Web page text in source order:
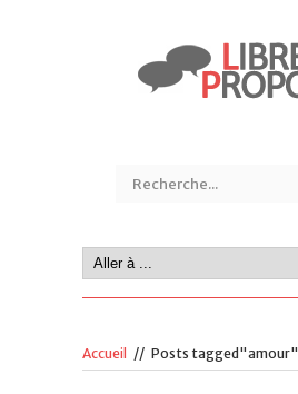
Accueil // Posts tagged"amour"